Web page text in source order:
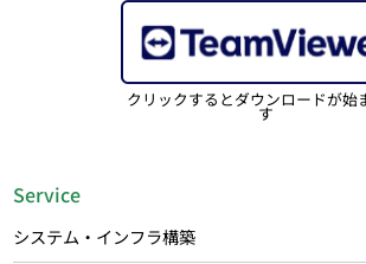
クリックするとダウンロードが始
す
Service
システム・インフラ構築